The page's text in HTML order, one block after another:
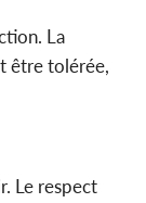
La
être tolérée,
Le respect